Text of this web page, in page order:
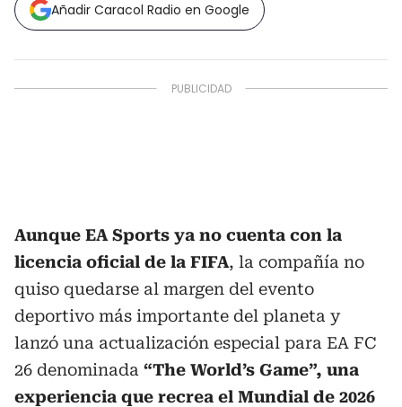
Añadir Caracol Radio en Google
Aunque EA Sports ya no cuenta con la
licencia oficial de la FIFA, la compañía no
quiso quedarse al margen del evento
deportivo más importante del planeta y
lanzó una actualización especial para EA FC
26 denominada “The World’s Game”, una
experiencia que recrea el Mundial de 2026